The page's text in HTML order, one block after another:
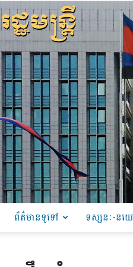
ព័ត៌មានទូទៅ ទស្សនៈ-ន